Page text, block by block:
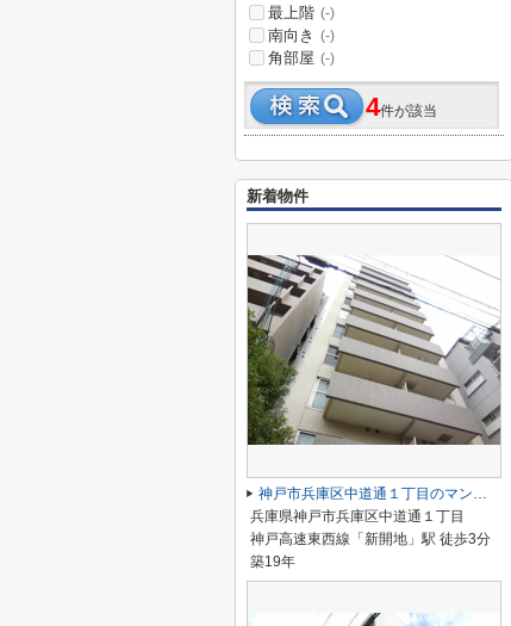
最上階 (-)
南向き (-)
角部屋 (-)
4件が該当
新着物件
神戸市兵庫区中道通１丁目のマンション
兵庫県神戸市兵庫区中道通１丁目
神戸高速東西線「新開地」駅 徒歩3分
築19年